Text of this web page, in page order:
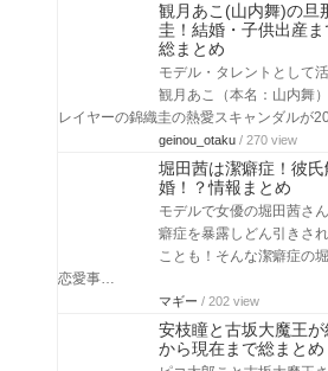
観月あこ(山内舞)の旦
圭！結婚・子供出産
総まとめ
モデル・タレントとして
観月あこ（本名：山内舞
レイヤーの錦織圭の熱愛スキャンダルが
geinou_otaku / 270 view
堀田茜は潔癖症！彼
婚！？情報まとめ
モデルで女優の堀田茜さ
癖症を暴露しどん引きさ
ことも！そんな潔癖症の
恋愛事…
マギー / 202 view
安枝瞳と古坂大魔王
から現在まで総まとめ